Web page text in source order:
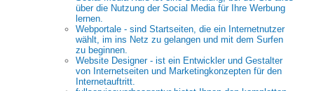
über die Nutzung der Social Media für Ihre Werbung
lernen.
Webportale - sind Startseiten, die ein Internetnutzer
wählt, im ins Netz zu gelangen und mit dem Surfen
zu beginnen.
Website Designer - ist ein Entwickler und Gestalter
von Internetseiten und Marketingkonzepten für den
Internetauftritt.